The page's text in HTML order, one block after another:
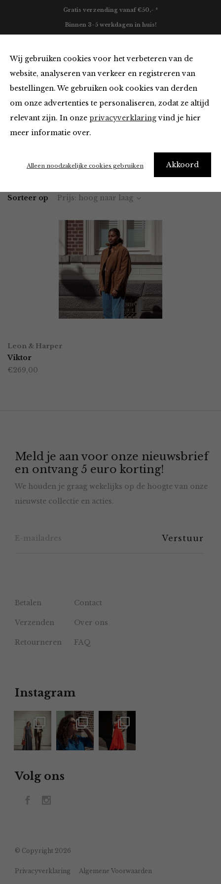
Wij gebruiken cookies voor het verbeteren van de
website, analyseren van verkeer en registreren van
bestellingen. We gebruiken ook cookies van derden
om onze advertenties te personaliseren, zodat ze altijd
relevant zijn. In onze privacyverklaringvind je hier
meer informatie over.
Akkoord
Alleen noodzakelijke cookies gebruiken
Gratis verzending vanaf €50,- *
Binnen 3-5 werkdagen in huis!
Blazers & Jassen
Home Winkel Kleding Blazers & Jassen
Sorteer op Prijs: hoog naar laag
product
heeft
kan
gekozen
worden
op
productpagina
Leon & Harper
Viktor
€269,00
Meld je aan voor onze nieuwsbrief
en ontvang 5 euro korting!
We houden je graag wekelijks op de hoogte van onze
nieuwste collectie en acties.
Betalen Contact
Verzenden Over ons
Retourneren FAQ
Instagram
Volg ons
© Copyright 2026
Privacyverklaring Algemene Voorwaarden